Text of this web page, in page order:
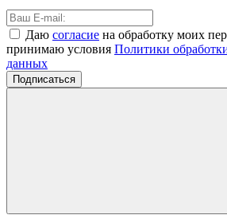
Даю согласие на обработку моих
принимаю условия Политики
данных
Подписаться